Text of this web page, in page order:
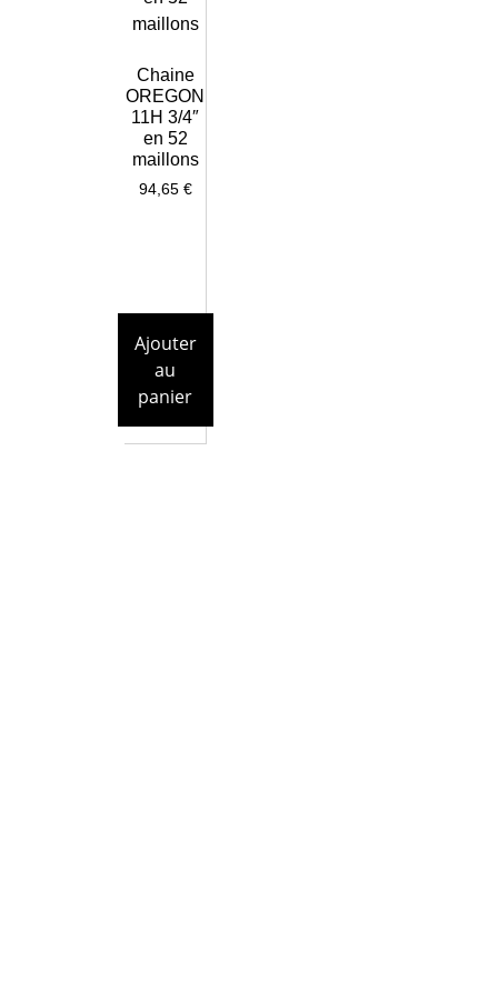
Chaine
OREGON
11H 3/4″
en 52
maillons
94,65 €
Ajouter
au
panier